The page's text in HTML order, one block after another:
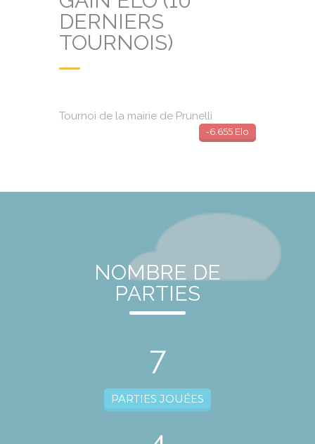
DERNIERS
TOURNOIS)
Tournoi de la mairie de Prunelli
-6.655 Elo
NOMBRE DE
PARTIES
7
PARTIES JOUÉES